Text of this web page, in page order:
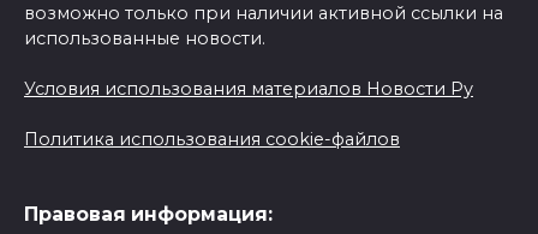
возможно только при наличии активной ссылки на
использованные новости.
Условия использования материалов Новости Ру
Политика использования cookie-файлов
Правовая информация: